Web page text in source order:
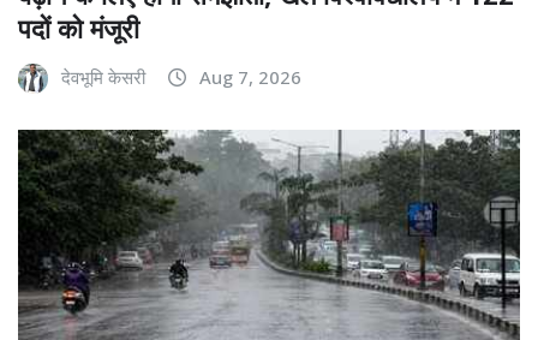
पदों को मंजूरी
देवभूमि केसरी Aug 7, 2026